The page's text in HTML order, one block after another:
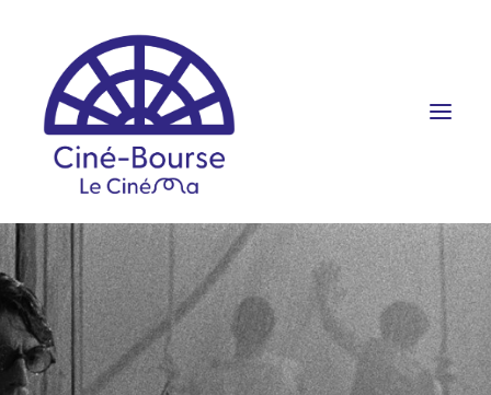
FILMS ET HORAIRES
ÉVÉNEMENTS
SCOLAIRES